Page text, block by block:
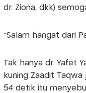
dr. Ziona, dkk)
"Salam hangat dari
Tak hanya dr. Yafet
kuning Zaadit
54 detik itu